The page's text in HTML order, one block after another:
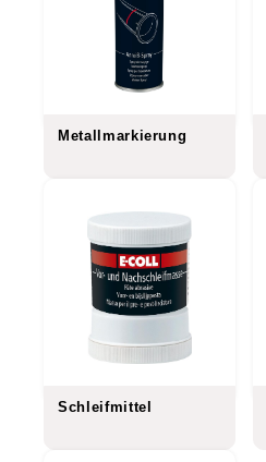
Metallmarkierung
Schleifmittel